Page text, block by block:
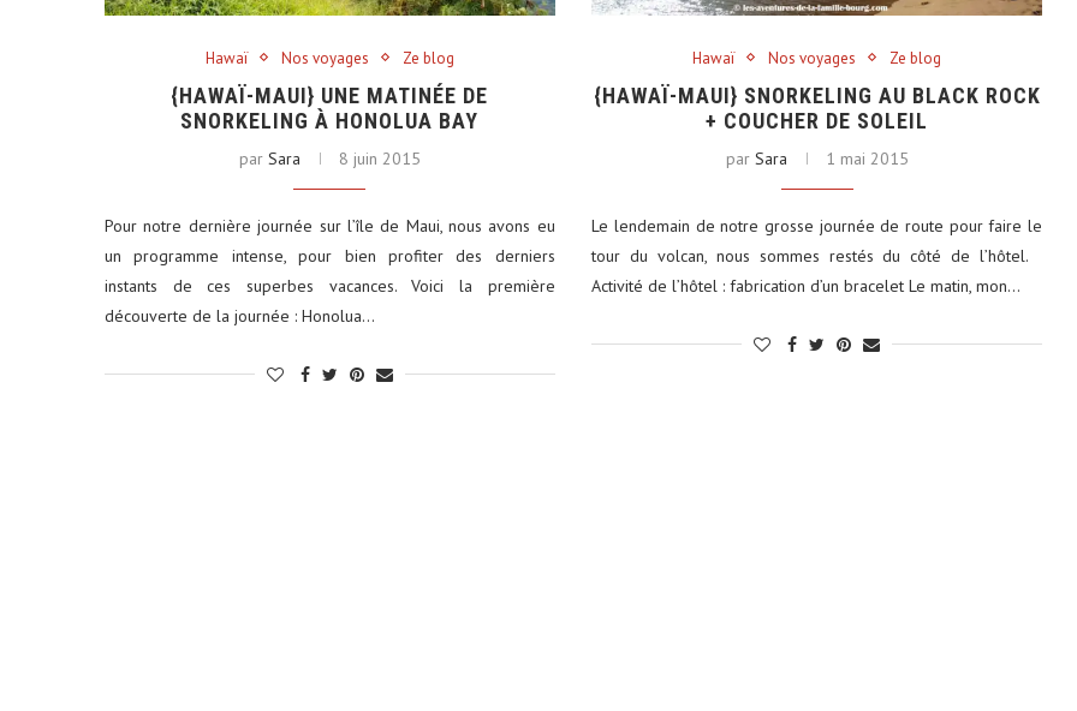
Hawaï Nos voyages Ze blog
{HAWAÏ-MAUI} UNE MATINÉE DE
SNORKELING À HONOLUA BAY
par Sara 8 juin 2015
Pour notre dernière journée sur l’île de Maui, nous avons eu
un programme intense, pour bien profiter des derniers
instants de ces superbes vacances. Voici la première
découverte de la journée : Honolua…
Hawaï Nos voyages Ze blog
{HAWAÏ-MAUI} SNORKELING AU BLACK ROCK
+ COUCHER DE SOLEIL
par Sara 1 mai 2015
Le lendemain de notre grosse journée de route pour faire le
tour du volcan, nous sommes restés du côté de l’hôtel.
Activité de l’hôtel : fabrication d’un bracelet Le matin, mon…